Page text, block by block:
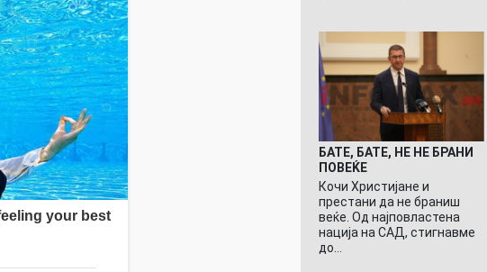
БАТЕ, БАТЕ, НЕ НЕ БРАНИ
ПОВЕЌЕ
Кочи Христијане и
престани да не браниш
веќе. Од најповластена
нација на САД, стигнавме
до…